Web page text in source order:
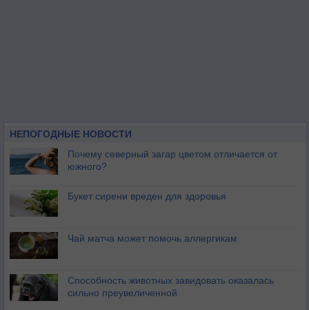
НЕПОГОДНЫЕ НОВОСТИ
Почему северный загар цветом отличается от
южного?
Букет сирени вреден для здоровья
Чай матча может помочь аллергикам
Способность животных завидовать оказалась
сильно преувеличенной